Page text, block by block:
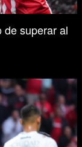
de superar al